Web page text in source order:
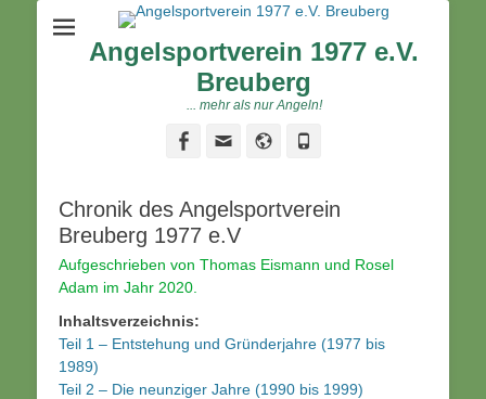
Angelsportverein 1977 e.V.
Breuberg
... mehr als nur Angeln!
Facebook
Email Website
Chronik des Angelsportverein
Breuberg 1977 e.V
Aufgeschrieben von Thomas Eismann und Rosel
Adam im Jahr 2020.
Inhaltsverzeichnis:
Teil 1 – Entstehung und Gründerjahre (1977 bis
1989)
Teil 2 – Die neunziger Jahre (1990 bis 1999)